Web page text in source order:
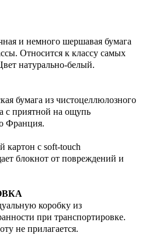
и немного шершавая бумага
Относится к классу самых
натурально-белый.
бумага из чистоцеллюлозного
с приятной на ощупь
Франция.
картон с soft-touch
блокнот от повреждений и
коробку из
при транспортировке.
не прилагается.